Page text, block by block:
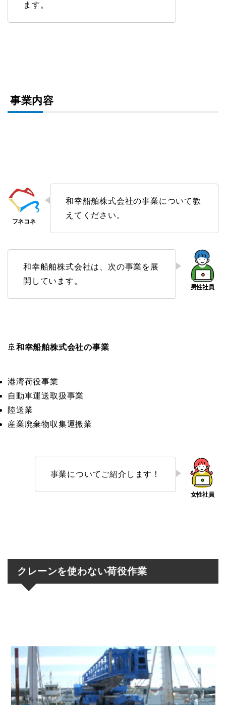
ます。
事業内容
和幸船舶株式会社の事業について教
えてください。
和幸船舶株式会社は、次の事業を展
開しています。
🚢 和幸船舶株式会社の事業
港湾荷役事業
自動車運送取扱事業
陸送業
産業廃棄物収集運搬業
事業についてご紹介します！
クレーンを使わない荷役作業